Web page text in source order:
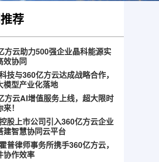
荐
方云助力500强企业晶科能源实
效协同
技与360亿方云达成战略合作，
模型产业化落地
方云AI增值服务上线，超大限时
！
股上市公司引入360亿方云企业
建智慧协同云平台
普律师事务所携手360亿方云，
协作效率